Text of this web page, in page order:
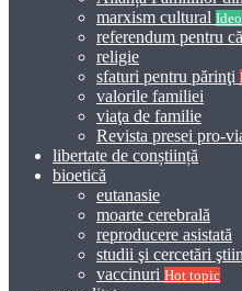
marxism cultural
referendum pentru
religie
sfaturi pentru părinţi
valorile familiei
viaţa de familie
Revista presei pro-
libertate de conștiință
bioetică
eutanasie
moarte cerebrală
reproducere asistată
studii şi cercetări
vaccinuri Hot topic